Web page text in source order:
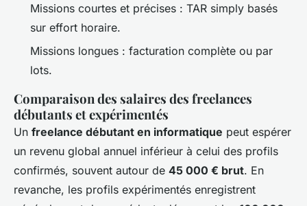
Missions courtes et précises : TAR simply basés
sur effort horaire.
Missions longues : facturation complète ou par
lots.
Comparaison des salaires des freelances
débutants et expérimentés
Un freelance débutant en informatique peut espérer
un revenu global annuel inférieur à celui des profils
confirmés, souvent autour de 45 000 € brut. En
revanche, les profils expérimentés enregistrent